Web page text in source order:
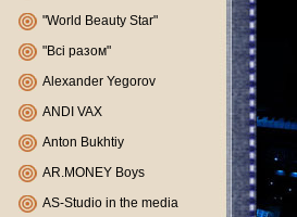
"World Beauty Star"
"Всі разом"
Alexander Yegorov
ANDI VAX
Anton Bukhtiy
AR.MONEY Boys
AS-Studio in the media